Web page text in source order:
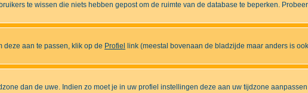
te wissen die niets hebben gepost om de ruimte van de database te beperken.
aan te passen, klik op de Profiel
link (meestal bovenaan de bladzijde maar anders is
dan de uwe. Indien zo moet je in uw profiel instellingen deze aan uw tijdzone